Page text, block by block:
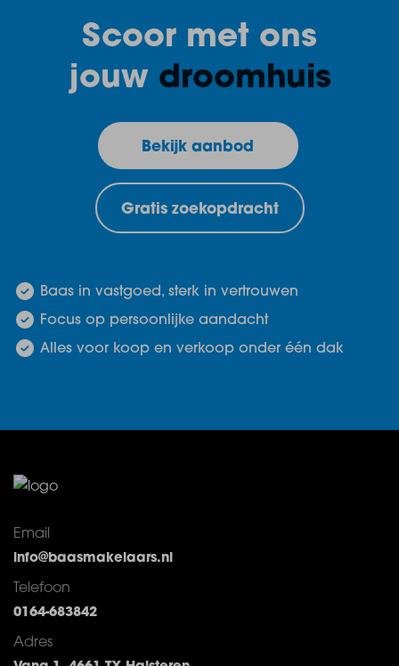
Scoor met ons
jouw droomhuis
Bekijk aanbod
Gratis zoekopdracht
Baas in vastgoed, sterk in vertrouwen
Focus op persoonlijke aandacht
Alles voor koop en verkoop onder één dak
Email
info@baasmakelaars.nl
Telefoon
0164-683842
Adres